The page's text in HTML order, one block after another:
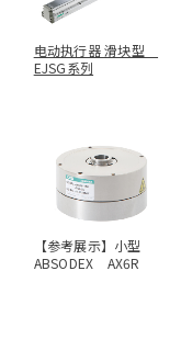
电动执行器 滑块型
EJSG系列
【参考展示】小型
ABSODEX AX6R